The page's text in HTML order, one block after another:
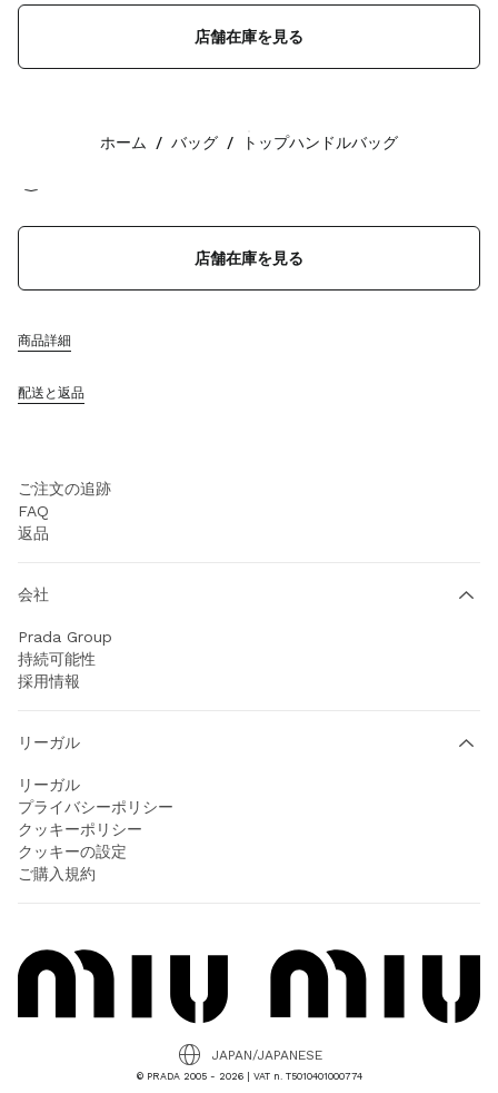
店舗在庫を見る
ブラック
店舗在庫を見る
商品詳細
配送と返品
ホーム / バッグ / トップハンドルバッグ
0120-45-1993
店舗検索
ご注文の追跡
FAQ
返品
会社
Prada Group
持続可能性
採用情報
リーガル
リーガル
プライバシーポリシー
クッキーポリシー
クッキーの設定
ご購入規約
© PRADA 2005 - 2026 | VAT n. T5010401000774
JAPAN/JAPANESE